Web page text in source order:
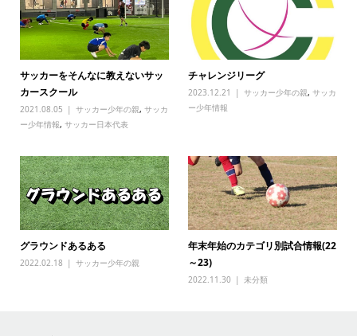
サッカーをそんなに教えないサッ
カースクール
2021.08.05 サッカー少年の親, サッカ
ー少年情報, サッカー日本代表
チャレンジリーグ
2023.12.21 サッカー少年の親,サッカ
ー少年情報
グラウンドあるある
2022.02.18 サッカー少年の親
年末年始のカテゴリ別試合情報(22
～23)
2022.11.30 未分類